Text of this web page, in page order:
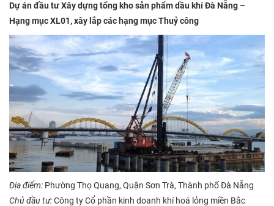
Dự án đầu tư Xây dựng tổng kho sản phẩm dầu khí Đà Nẵng –
Hạng mục XL01, xây lắp các hạng mục Thuỷ công
Địa điểm: Phường Thọ Quang, Quận Sơn Trà, Thành phố Đà Nẵng
Chủ đầu tư:Công ty Cổ phần kinh doanh khí hoá lỏng miền Bắc